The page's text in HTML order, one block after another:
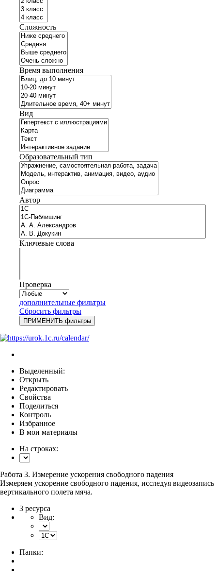
Сложность
Время выполнения
Вид
Образовательный тип
Автор
Ключевые слова
Проверка
дополнительные фильтры
Сбросить фильтры
Выделенный:
Открыть
Редактировать
Свойства
Поделиться
Контроль
Избранное
В мои материалы
На строках:
Работа 3. Измерение ускорения свободного падения
Измеряем ускорение свободного падения, исследуя видеозапись
вертикального полета мяча.
3 ресурса
Вид:
Папки: